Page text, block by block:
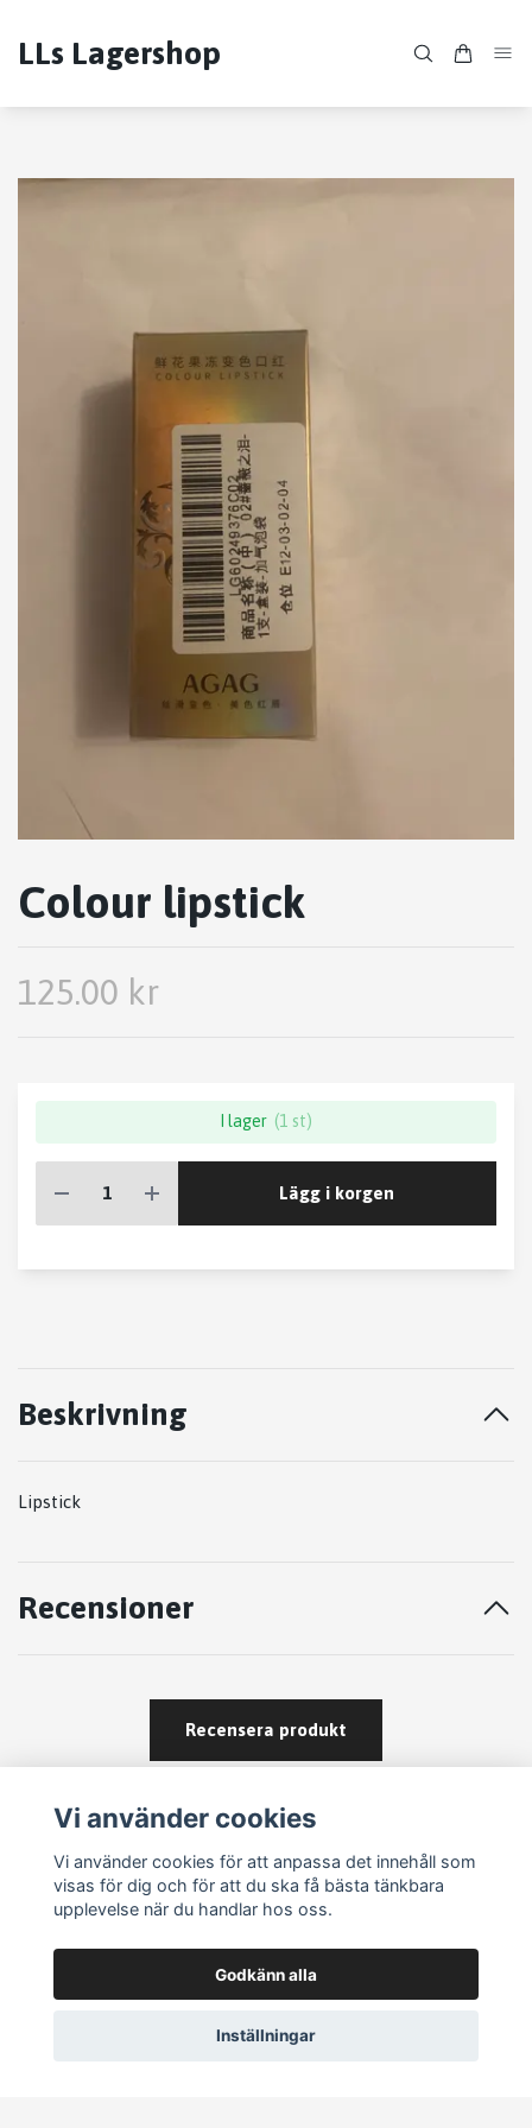
LLs Lagershop
Colour lipstick
125.00 kr
I lager (1 st)
Lägg i korgen
Beskrivning
Lipstick
Recensioner
Recensera produkt
Om köp och returer
Vi använder cookies
Vi använder cookies för att anpassa det innehåll som
visas för dig och för att du ska få bästa tänkbara
upplevelse när du handlar hos oss.
Godkänn alla
Inställningar